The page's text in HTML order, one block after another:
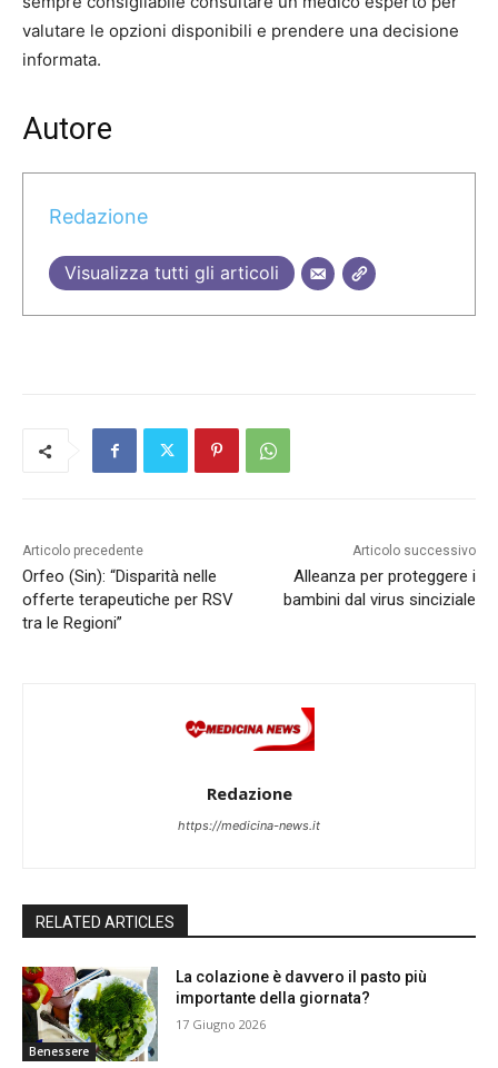
valutare le opzioni disponibili e prendere una decisione
informata.
Autore
Redazione
Visualizza tutti gli articoli
Articolo precedente
Orfeo (Sin): “Disparità nelle
offerte terapeutiche per RSV
tra le Regioni”
Articolo successivo
Alleanza per proteggere i
bambini dal virus sinciziale
Redazione
https://medicina-news.it
RELATED ARTICLES
Benessere
La colazione è davvero il pasto più
importante della giornata?
17 Giugno 2026